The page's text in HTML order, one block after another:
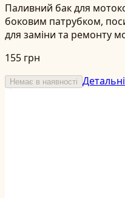
Паливний бак для
боковим патрубком,
для заміни та ремонту
155 грн
Немає в наявності